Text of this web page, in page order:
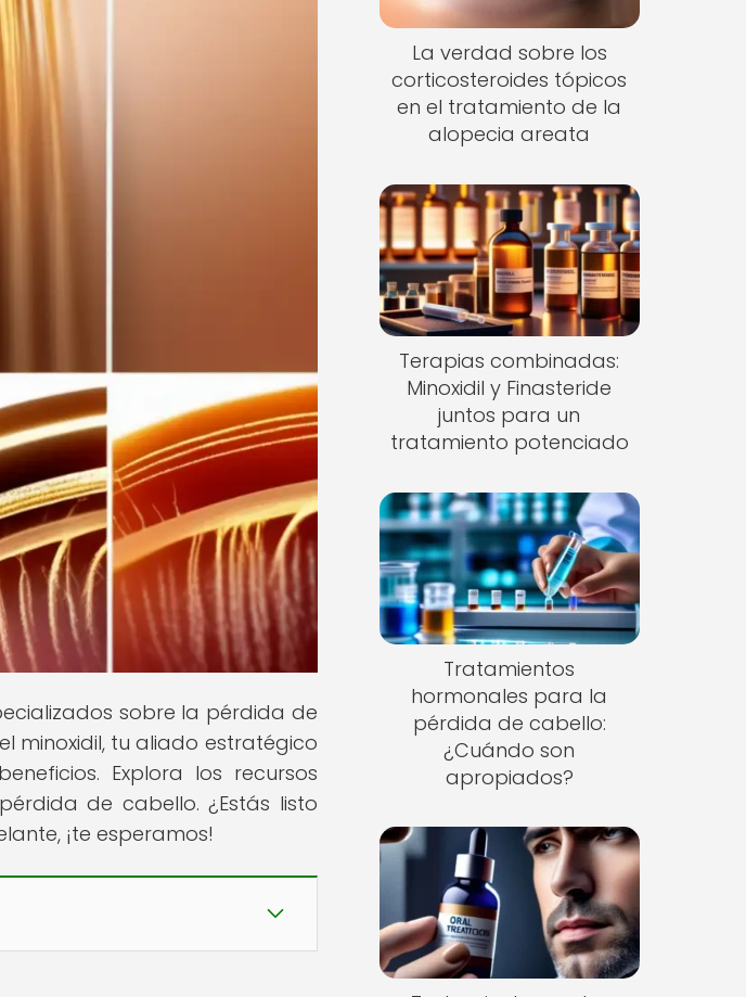
sobre la pérdida de
minoxidil, tu aliado estratégico
Explora los recursos
de cabello. ¿Estás listo
¡te esperamos!
La verdad sobre los
corticosteroides tópicos
en el tratamiento de la
alopecia areata
Terapias combinadas:
Minoxidil y Finasteride
juntos para un
tratamiento potenciado
Tratamientos
hormonales para la
pérdida de cabello:
¿Cuándo son
apropiados?